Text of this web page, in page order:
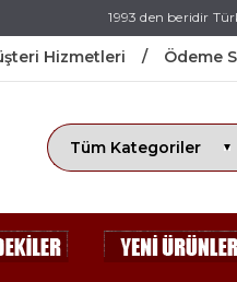
1993 den beridir
Hizmetleri Ödeme